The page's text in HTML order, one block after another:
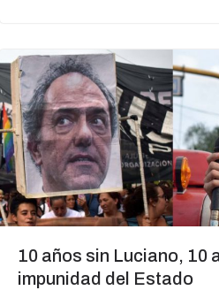
10 años sin Luciano, 10
impunidad del Estado